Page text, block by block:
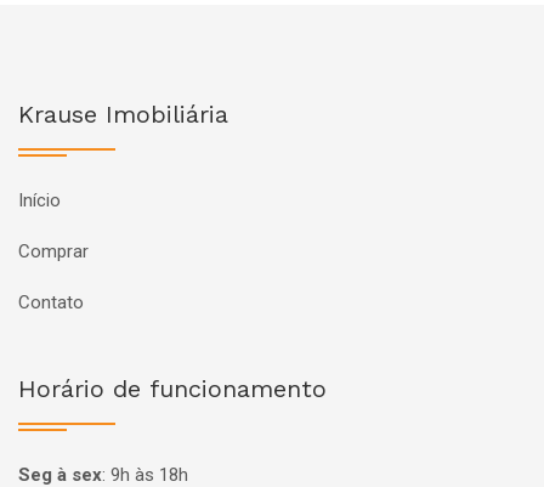
Krause Imobiliária
Início
Comprar
Contato
Horário de funcionamento
Seg à sex: 9h às 18h